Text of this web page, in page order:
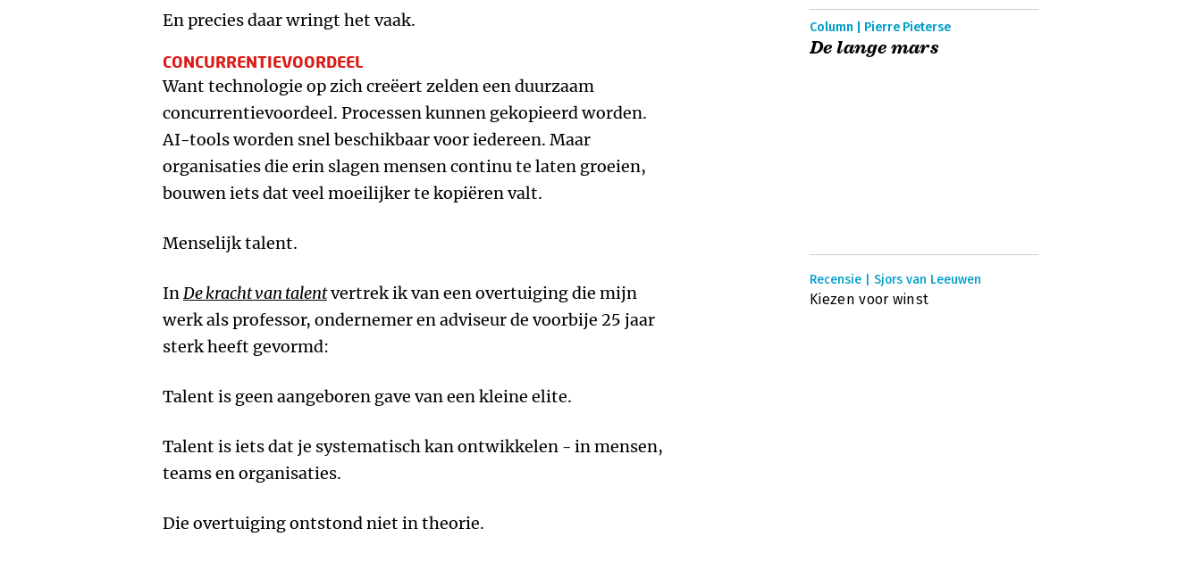
En precies daar wringt het vaak.
CONCURRENTIEVOORDEEL
Want technologie op zich creëert zelden een duurzaam
concurrentievoordeel. Processen kunnen gekopieerd worden.
AI-tools worden snel beschikbaar voor iedereen. Maar
organisaties die erin slagen mensen continu te laten groeien,
bouwen iets dat veel moeilijker te kopiëren valt.
Menselijk talent.
InDe kracht van talentvertrek ik van een overtuiging die mijn
werk als professor, ondernemer en adviseur de voorbije 25 jaar
sterk heeft gevormd:
Talent is geen aangeboren gave van een kleine elite.
Talent is iets dat je systematisch kan ontwikkelen - in mensen,
teams en organisaties.
Die overtuiging ontstond niet in theorie.
Column | Pierre Pieterse
De lange mars
Recensie | Sjors van Leeuwen
Kiezen voor winst